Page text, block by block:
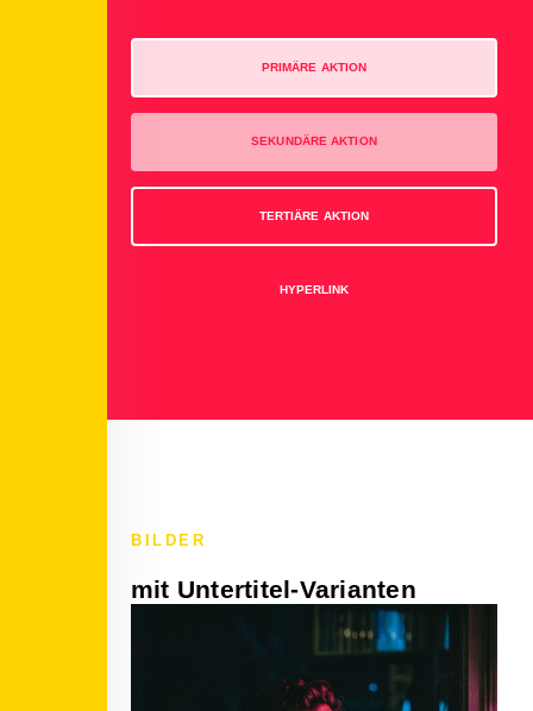
PRIMÄRE AKTION
SEKUNDÄRE AKTION
TERTIÄRE AKTION
HYPERLINK
BILDER
mit Untertitel-Varianten